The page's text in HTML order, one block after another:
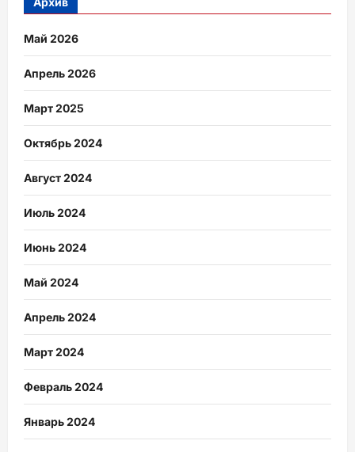
Май 2026
Апрель 2026
Март 2025
Октябрь 2024
Август 2024
Июль 2024
Июнь 2024
Май 2024
Апрель 2024
Март 2024
Февраль 2024
Январь 2024